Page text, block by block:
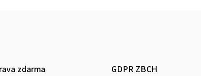
zdarma GDPR ZBCH